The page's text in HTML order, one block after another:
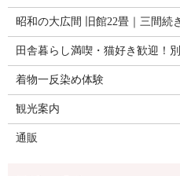
昭和の大広間 旧館22畳｜三間続
田舎暮らし満喫・猫好き歓迎！
着物一反染め体験
観光案内
通販